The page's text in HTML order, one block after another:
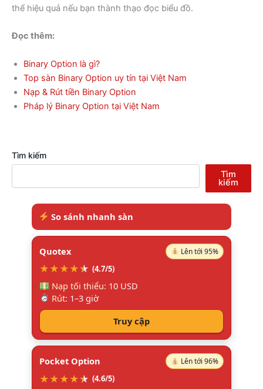
thể hiệu quả nếu bạn thành thạo đọc biểu đồ.
Đọc thêm:
Binary Option là gì?
Top sàn Binary Option uy tín tại Việt Nam
Nạp & Rút tiền Binary Option
Pháp lý Binary Option tại Việt Nam
Tìm kiếm
Tìm
kiếm
So sánh nhanh sàn
Quotex Lên tới 95%
★★★★★
★ (4.7/5)
Nạp tối thiểu: 10 USD
Rút: 1–3 giờ
Truy cập
Pocket Option Lên tới 96%
★★★★★
★ (4.6/5)